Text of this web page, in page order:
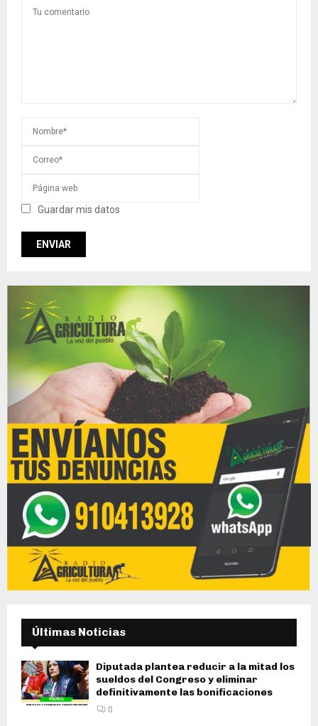
Guardar mis datos
Últimas Noticias
Diputada plantea reducir a la mitad los
sueldos del Congreso y eliminar
definitivamente las bonificaciones
0